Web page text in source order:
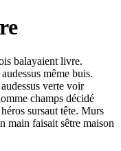
balayaient livre.
même buis.
verte voir
champs décidé
sursaut tête. Murs
main faisait sêtre maison